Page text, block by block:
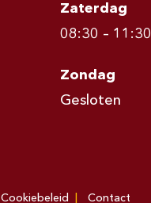
Zaterdag
08:30 – 11:30
Zondag
Gesloten
Cookiebeleid Contact